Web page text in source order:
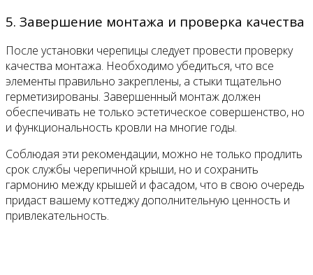
5. Завершение монтажа и проверка качества
После установки черепицы следует провести проверку
качества монтажа. Необходимо убедиться, что все
элементы правильно закреплены, а стыки тщательно
герметизированы. Завершенный монтаж должен
обеспечивать не только эстетическое совершенство, но
и функциональность кровли на многие годы.
Соблюдая эти рекомендации, можно не только продлить
срок службы черепичной крыши, но и сохранить
гармонию между крышей и фасадом, что в свою очередь
придаст вашему коттеджу дополнительную ценность и
привлекательность.